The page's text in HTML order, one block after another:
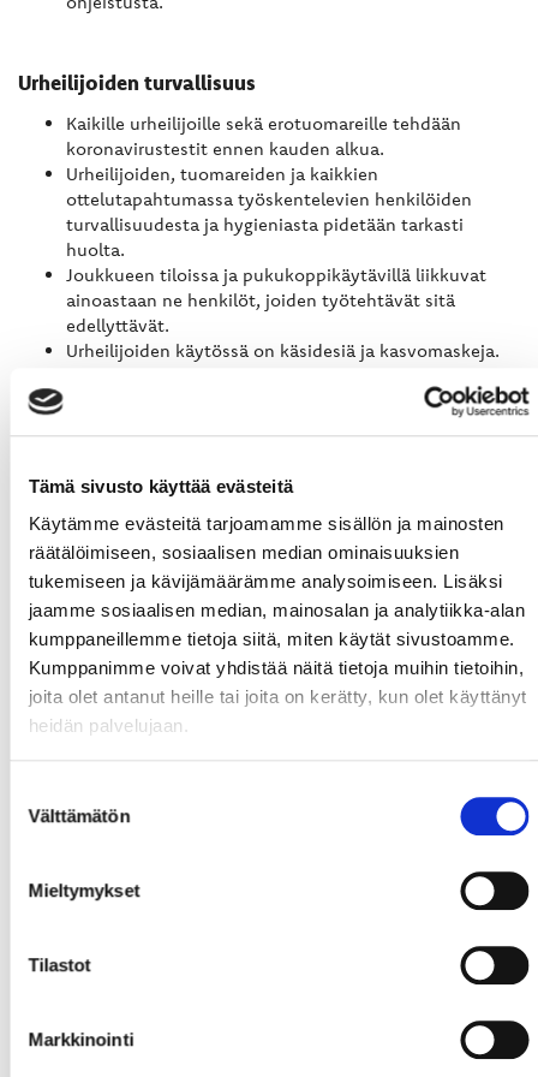
Tämä sivusto käyttää evästeitä
Käytämme evästeitä tarjoamamme sisällön ja mainosten
räätälöimiseen, sosiaalisen median ominaisuuksien
tukemiseen ja kävijämäärämme analysoimiseen. Lisäksi
jaamme sosiaalisen median, mainosalan ja analytiikka-alan
kumppaneillemme tietoja siitä, miten käytät sivustoamme.
Kumppanimme voivat yhdistää näitä tietoja muihin tietoihin,
joita olet antanut heille tai joita on kerätty, kun olet käyttänyt
heidän palvelujaan.
valinta
Välttämätön
Mieltymykset
Tilastot
Markkinointi
Urheilijoiden turvallisuus
Kaikille urheilijoille sekä erotuomareille tehdään
koronavirustestit ennen kauden alkua.
Urheilijoiden, tuomareiden ja kaikkien
ottelutapahtumassa työskentelevien henkilöiden
turvallisuudesta ja hygieniasta pidetään tarkasti
huolta.
Joukkueen tiloissa ja pukukoppikäytävillä liikkuvat
ainoastaan ne henkilöt, joiden työtehtävät sitä
edellyttävät.
Urheilijoiden käytössä on käsidesiä ja kasvomaskeja.
Urheilijat, joukkueen taustahenkilöt sekä erotuomarit
sieltä poistuttaessa.
Urheilijoiden tulee välttää ylimääräisiä tapahtumia ja
kokoontumisia vapaa-aikanaan.
Joukkueen mukana matkustavat vain joukkueen
toiminnan kannalta välttämättömät henkilöt ja
matkustamisessakin minimoidaan tarpeettomat
kontaktit.
Fanitapaamisia ja aitiovierailuja tai vastaavia
ylimääräisiä kontakteja aiheuttavia tilaisuuksia ei
voida järjestää.
Median liikkumista jäähalleilla rajoitetaan, ja kaikki
tuotantoa).
Yleisön turvallisuus
Korttien käyttöä maksuvälineenä suositellaan.
Yleisölle informoidaan selkeästi esimerkiksi